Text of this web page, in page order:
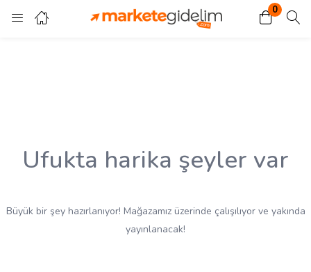
0
Giriş Kayıt ol
Ufukta harika şeyler var
Büyük bir şey hazırlanıyor! Mağazamız üzerinde çalışılıyor ve yakında
yayınlanacak!